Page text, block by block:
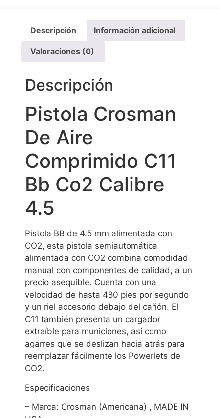
Descripción Información adicional
Valoraciones (0)
Descripción
Pistola Crosman
De Aire
Comprimido C11
Bb Co2 Calibre
4.5
Pistola BB de 4.5 mm alimentada con
CO2, esta pistola semiautomática
alimentada con CO2 combina comodidad
manual con componentes de calidad, a un
precio asequible. Cuenta con una
velocidad de hasta 480 pies por segundo
y un riel accesorio debajo del cañón. El
C11 también presenta un cargador
extraíble para municiones, así como
agarres que se deslizan hacia atrás para
reemplazar fácilmente los Powerlets de
CO2.
Especificaciones
– Marca: Crosman (Americana) , MADE IN